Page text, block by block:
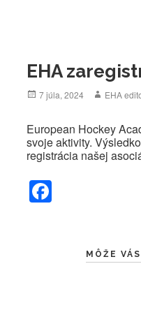
EHA
Posted
7 júla, 2024 Author
EHA
European Hockey
svoje aktivity.
registrácia našej
MÔŽE